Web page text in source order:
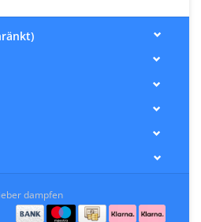
dampfen